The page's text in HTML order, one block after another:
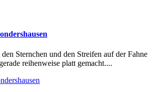
Sternchen und den Streifen auf der Fahne
reihenweise platt gemacht....